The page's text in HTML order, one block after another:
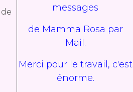
messages
de Mamma Rosa par
Mail.
Merci pour le travail, c'est
énorme.